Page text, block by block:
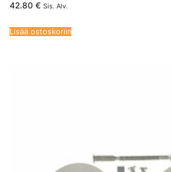
42.80 € Sis. Alv.
Lisää ostoskoriin